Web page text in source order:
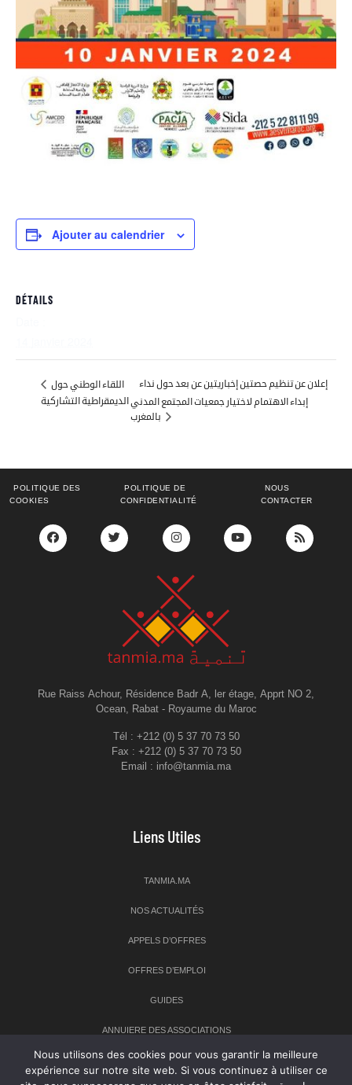
Ajouter au calendrier
DÉTAILS
الديمقراطية التشاركية
إعلان عن تنظيم حصتين إخباريتين عن بعد حول نداء
إبداء الاهتمام لاختيار جمعيات المجتمع المدني
POLITIQUE DES
COOKIES
POLITIQUE DE
CONFIDENTIALITÉ
NOUS
CONTACTER
Rue Raiss Achour, Résidence Badr A, ler étage, Apprt NO 2,
Ocean, Rabat - Royaume du Maroc
Tél : +212 (0) 5 37 70 73 50
Fax : +212 (0) 5 37 70 73 50
Email : info@tanmia.ma
Liens Utiles
TANMIA.MA
NOS ACTUALITÉS
APPELS D’OFFRES
OFFRES D’EMPLOI
GUIDES
ANNUIERE DES ASSOCIATIONS
Newsletter
Nous utilisons des cookies pour vous garantir la meilleure
expérience sur notre site web. Si vous continuez à utiliser ce